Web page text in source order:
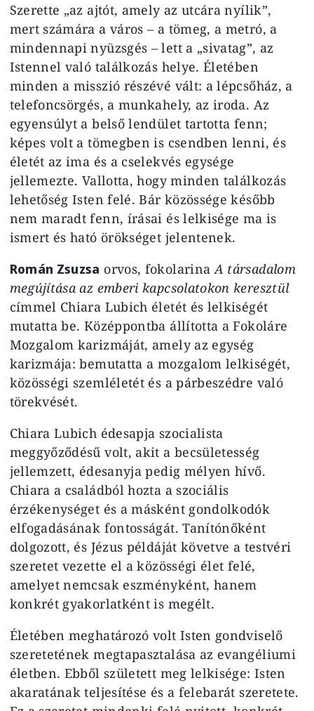
Szerette „az ajtót, amely az utcára nyílik”,
mert számára a város – a tömeg, a metró, a
mindennapi nyüzsgés – lett a „sivatag”, az
Istennel való találkozás helye. Életében
minden a misszió részévé vált: a lépcsőház, a
telefoncsörgés, a munkahely, az iroda. Az
egyensúlyt a belső lendület tartotta fenn;
képes volt a tömegben is csendben lenni, és
életét az ima és a cselekvés egysége
jellemezte. Vallotta, hogy minden találkozás
lehetőség Isten felé. Bár közössége később
nem maradt fenn, írásai és lelkisége ma is
ismert és ható örökséget jelentenek.
Román Zsuzsa orvos, fokolarina A társadalom
megújítása az emberi kapcsolatokon keresztül
címmel Chiara Lubich életét és lelkiségét
mutatta be. Középpontba állította a Fokoláre
Mozgalom karizmáját, amely az egység
karizmája: bemutatta a mozgalom lelkiségét,
közösségi szemléletét és a párbeszédre való
törekvését.
Chiara Lubich édesapja szocialista
meggyőződésű volt, akit a becsületesség
jellemzett, édesanyja pedig mélyen hívő.
Chiara a családból hozta a szociális
érzékenységet és a másként gondolkodók
elfogadásának fontosságát. Tanítónőként
dolgozott, és Jézus példáját követve a testvéri
szeretet vezette el a közösségi élet felé,
amelyet nemcsak eszményként, hanem
konkrét gyakorlatként is megélt.
Életében meghatározó volt Isten gondviselő
szeretetének megtapasztalása az evangéliumi
életben. Ebből született meg lelkisége: Isten
akaratának teljesítése és a felebarát szeretete.